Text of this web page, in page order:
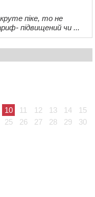
піке, то не
підвищений чи ...
10 11 12 13 14
15
25 26 27 28 29
30